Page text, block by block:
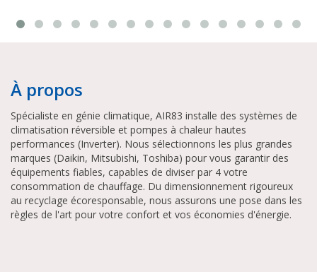
À propos
Spécialiste en génie climatique, AIR83 installe des systèmes de
climatisation réversible et pompes à chaleur hautes
performances (Inverter). Nous sélectionnons les plus grandes
marques (Daikin, Mitsubishi, Toshiba) pour vous garantir des
équipements fiables, capables de diviser par 4 votre
consommation de chauffage. Du dimensionnement rigoureux
au recyclage écoresponsable, nous assurons une pose dans les
règles de l'art pour votre confort et vos économies d'énergie.